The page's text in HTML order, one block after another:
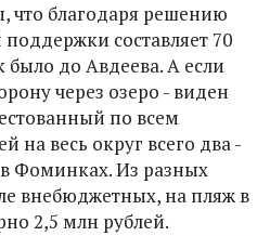
что благодаря решению
поддержки составляет 70
было до Авдеева. А если
через озеро - виден
по всем
на весь округ всего два -
в Фоминках. Из разных
внебюджетных, на пляж в
2,5 млн рублей.